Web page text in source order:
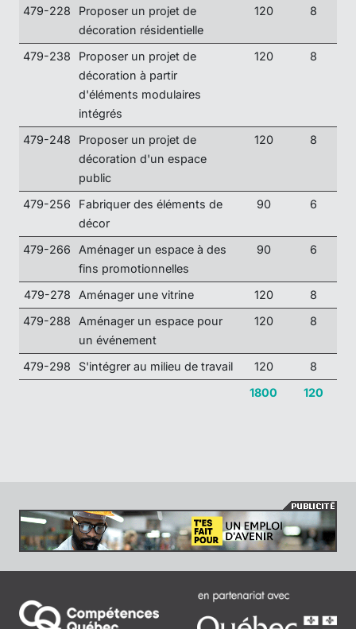
479-228
Proposer un projet de
décoration résidentielle
120 8
479-238
Proposer un projet de
décoration à partir
d'éléments modulaires
intégrés
120 8
479-248
Proposer un projet de
décoration d'un espace
public
120 8
479-256
Fabriquer des éléments de
décor
90 6
479-266
Aménager un espace à des
fins promotionnelles
90 6
479-278 Aménager une vitrine 120
8
479-288
Aménager un espace pour
un événement
120 8
479-298 S'intégrer au milieu de travail 120
8
1800
120